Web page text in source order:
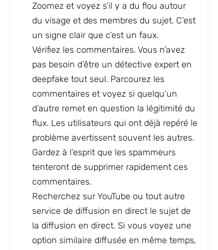
Zoomez et voyez s’il y a du flou autour
du visage et des membres du sujet. C’est
un signe clair que c’est un faux.
Vérifiez les commentaires. Vous n’avez
pas besoin d’être un détective expert en
deepfake tout seul. Parcourez les
commentaires et voyez si quelqu’un
d’autre remet en question la légitimité du
flux. Les utilisateurs qui ont déjà repéré le
problème avertissent souvent les autres.
Gardez à l’esprit que les spammeurs
tenteront de supprimer rapidement ces
commentaires.
Recherchez sur YouTube ou tout autre
service de diffusion en direct le sujet de
la diffusion en direct. Si vous voyez une
option similaire diffusée en même temps,